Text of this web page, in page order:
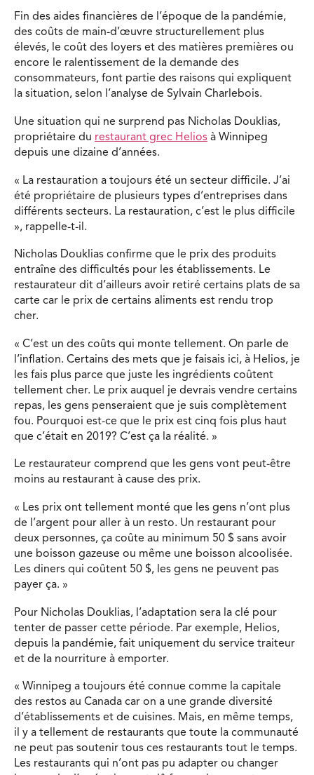
Fin des aides financières de l’époque de la pandémie,
des coûts de main-d’œuvre structurellement plus
élevés, le coût des loyers et des matières premières ou
encore le ralentissement de la demande des
consommateurs, font partie des raisons qui expliquent
la situation, selon l’analyse de Sylvain Charlebois.
Une situation qui ne surprend pas Nicholas Douklias,
propriétaire du restaurant grec Helios à Winnipeg
depuis une dizaine d’années.
« La restauration a toujours été un secteur difficile. J’ai
été propriétaire de plusieurs types d’entreprises dans
différents secteurs. La restauration, c’est le plus difficile
», rappelle-t-il.
Nicholas Douklias confirme que le prix des produits
entraîne des difficultés pour les établissements. Le
restaurateur dit d’ailleurs avoir retiré certains plats de sa
carte car le prix de certains aliments est rendu trop
cher.
« C’est un des coûts qui monte tellement. On parle de
l’inflation. Certains des mets que je faisais ici, à Helios, je
les fais plus parce que juste les ingrédients coûtent
tellement cher. Le prix auquel je devrais vendre certains
repas, les gens penseraient que je suis complètement
fou. Pourquoi est-ce que le prix est cinq fois plus haut
que c’était en 2019? C’est ça la réalité. »
Le restaurateur comprend que les gens vont peut-être
moins au restaurant à cause des prix.
« Les prix ont tellement monté que les gens n’ont plus
de l’argent pour aller à un resto. Un restaurant pour
deux personnes, ça coûte au minimum 50 $ sans avoir
une boisson gazeuse ou même une boisson alcoolisée.
Les diners qui coûtent 50 $, les gens ne peuvent pas
payer ça. »
Pour Nicholas Douklias, l’adaptation sera la clé pour
tenter de passer cette période. Par exemple, Helios,
depuis la pandémie, fait uniquement du service traiteur
et de la nourriture à emporter.
« Winnipeg a toujours été connue comme la capitale
des restos au Canada car on a une grande diversité
d’établissements et de cuisines. Mais, en même temps,
il y a tellement de restaurants que toute la communauté
ne peut pas soutenir tous ces restaurants tout le temps.
Les restaurants qui n’ont pas pu adapter ou changer